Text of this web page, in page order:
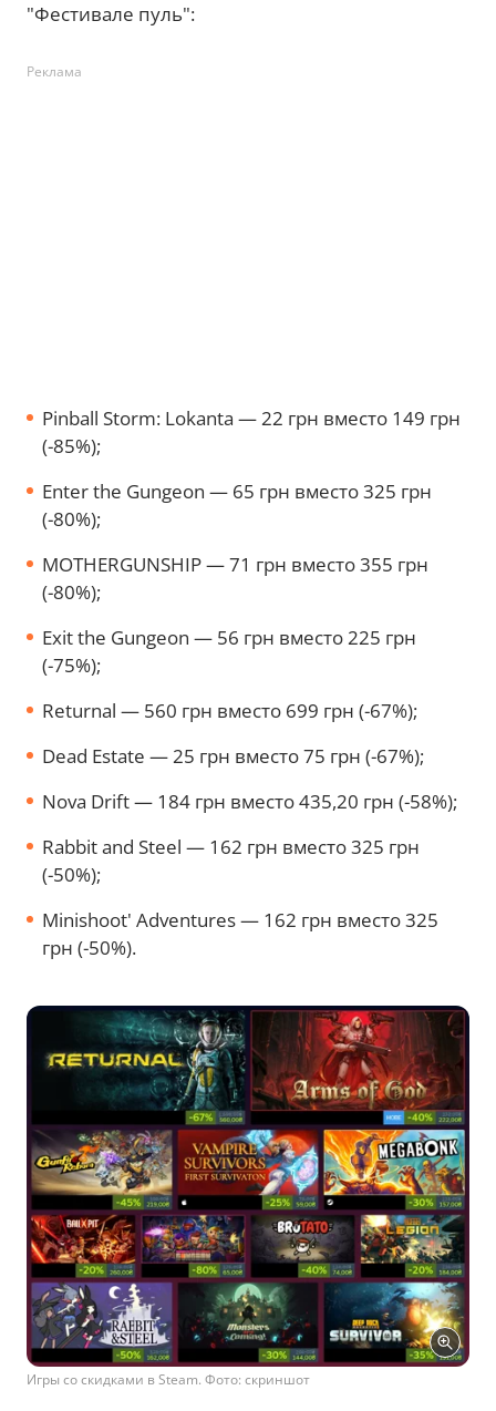
"Фестивале пуль":
Реклама
Pinball Storm: Lokanta — 22 грн вместо 149 грн
(-85%);
Enter the Gungeon — 65 грн вместо 325 грн
(-80%);
MOTHERGUNSHIP — 71 грн вместо 355 грн
(-80%);
Exit the Gungeon — 56 грн вместо 225 грн
(-75%);
Returnal — 560 грн вместо 699 грн (-67%);
Dead Estate — 25 грн вместо 75 грн (-67%);
Nova Drift — 184 грн вместо 435,20 грн (-58%);
Rabbit and Steel — 162 грн вместо 325 грн
(-50%);
Minishoot' Adventures — 162 грн вместо 325
грн (-50%).
Игры со скидками в Steam. Фото: скриншот